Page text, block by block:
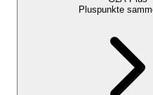
Pluspunkte